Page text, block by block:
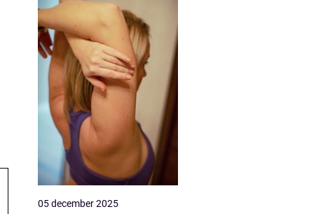
05 december 2025